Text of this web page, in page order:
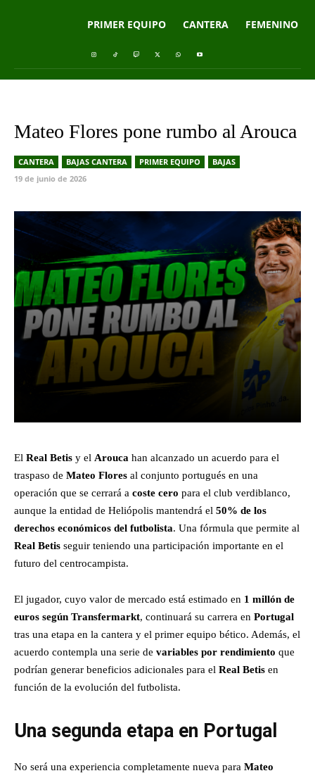
PRIMER EQUIPO CANTERA FEMENINO
Mateo Flores pone rumbo al Arouca
CANTERA BAJAS CANTERA PRIMER EQUIPO
BAJAS
19 de junio de 2026
El Real Betis y el Arouca han alcanzado un acuerdo para el
traspaso de Mateo Flores al conjunto portugués en una
operación que se cerrará a coste cero para el club verdiblanco,
aunque la entidad de Heliópolis mantendrá el 50% de los
derechos económicos del futbolista. Una fórmula que permite al
Real Betis seguir teniendo una participación importante en el
futuro del centrocampista.
El jugador, cuyo valor de mercado está estimado en 1 millón de
euros según Transfermarkt, continuará su carrera en Portugal
tras una etapa en la cantera y el primer equipo bético. Además, el
acuerdo contempla una serie de variables por rendimiento que
podrían generar beneficios adicionales para el Real Betis en
función de la evolución del futbolista.
Una segunda etapa en Portugal
No será una experiencia completamente nueva para Mateo